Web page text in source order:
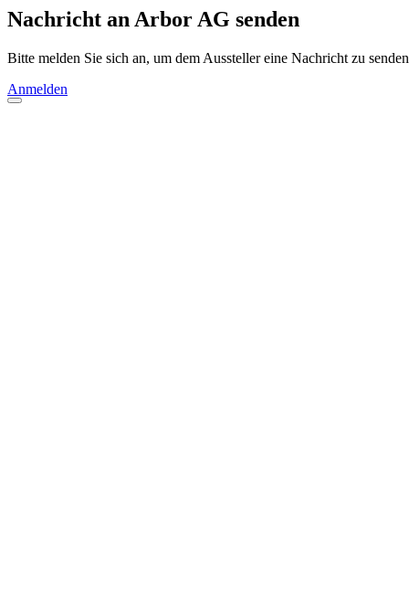
Nachricht an Arbor AG senden
Bitte melden Sie sich an, um dem Aussteller eine Nachricht zu
Anmelden